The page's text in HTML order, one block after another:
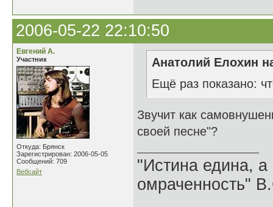
2006-05-22 22:10:50
Евгений А.
Участник
Откуда: Брянск
Зарегистрирован: 2006-05-05
Сообщений: 709
Вебсайт
Анатолий Елохин
Ещё раз показано:
Звучит как
своей песне"?
"Истина едина,
омраченность"